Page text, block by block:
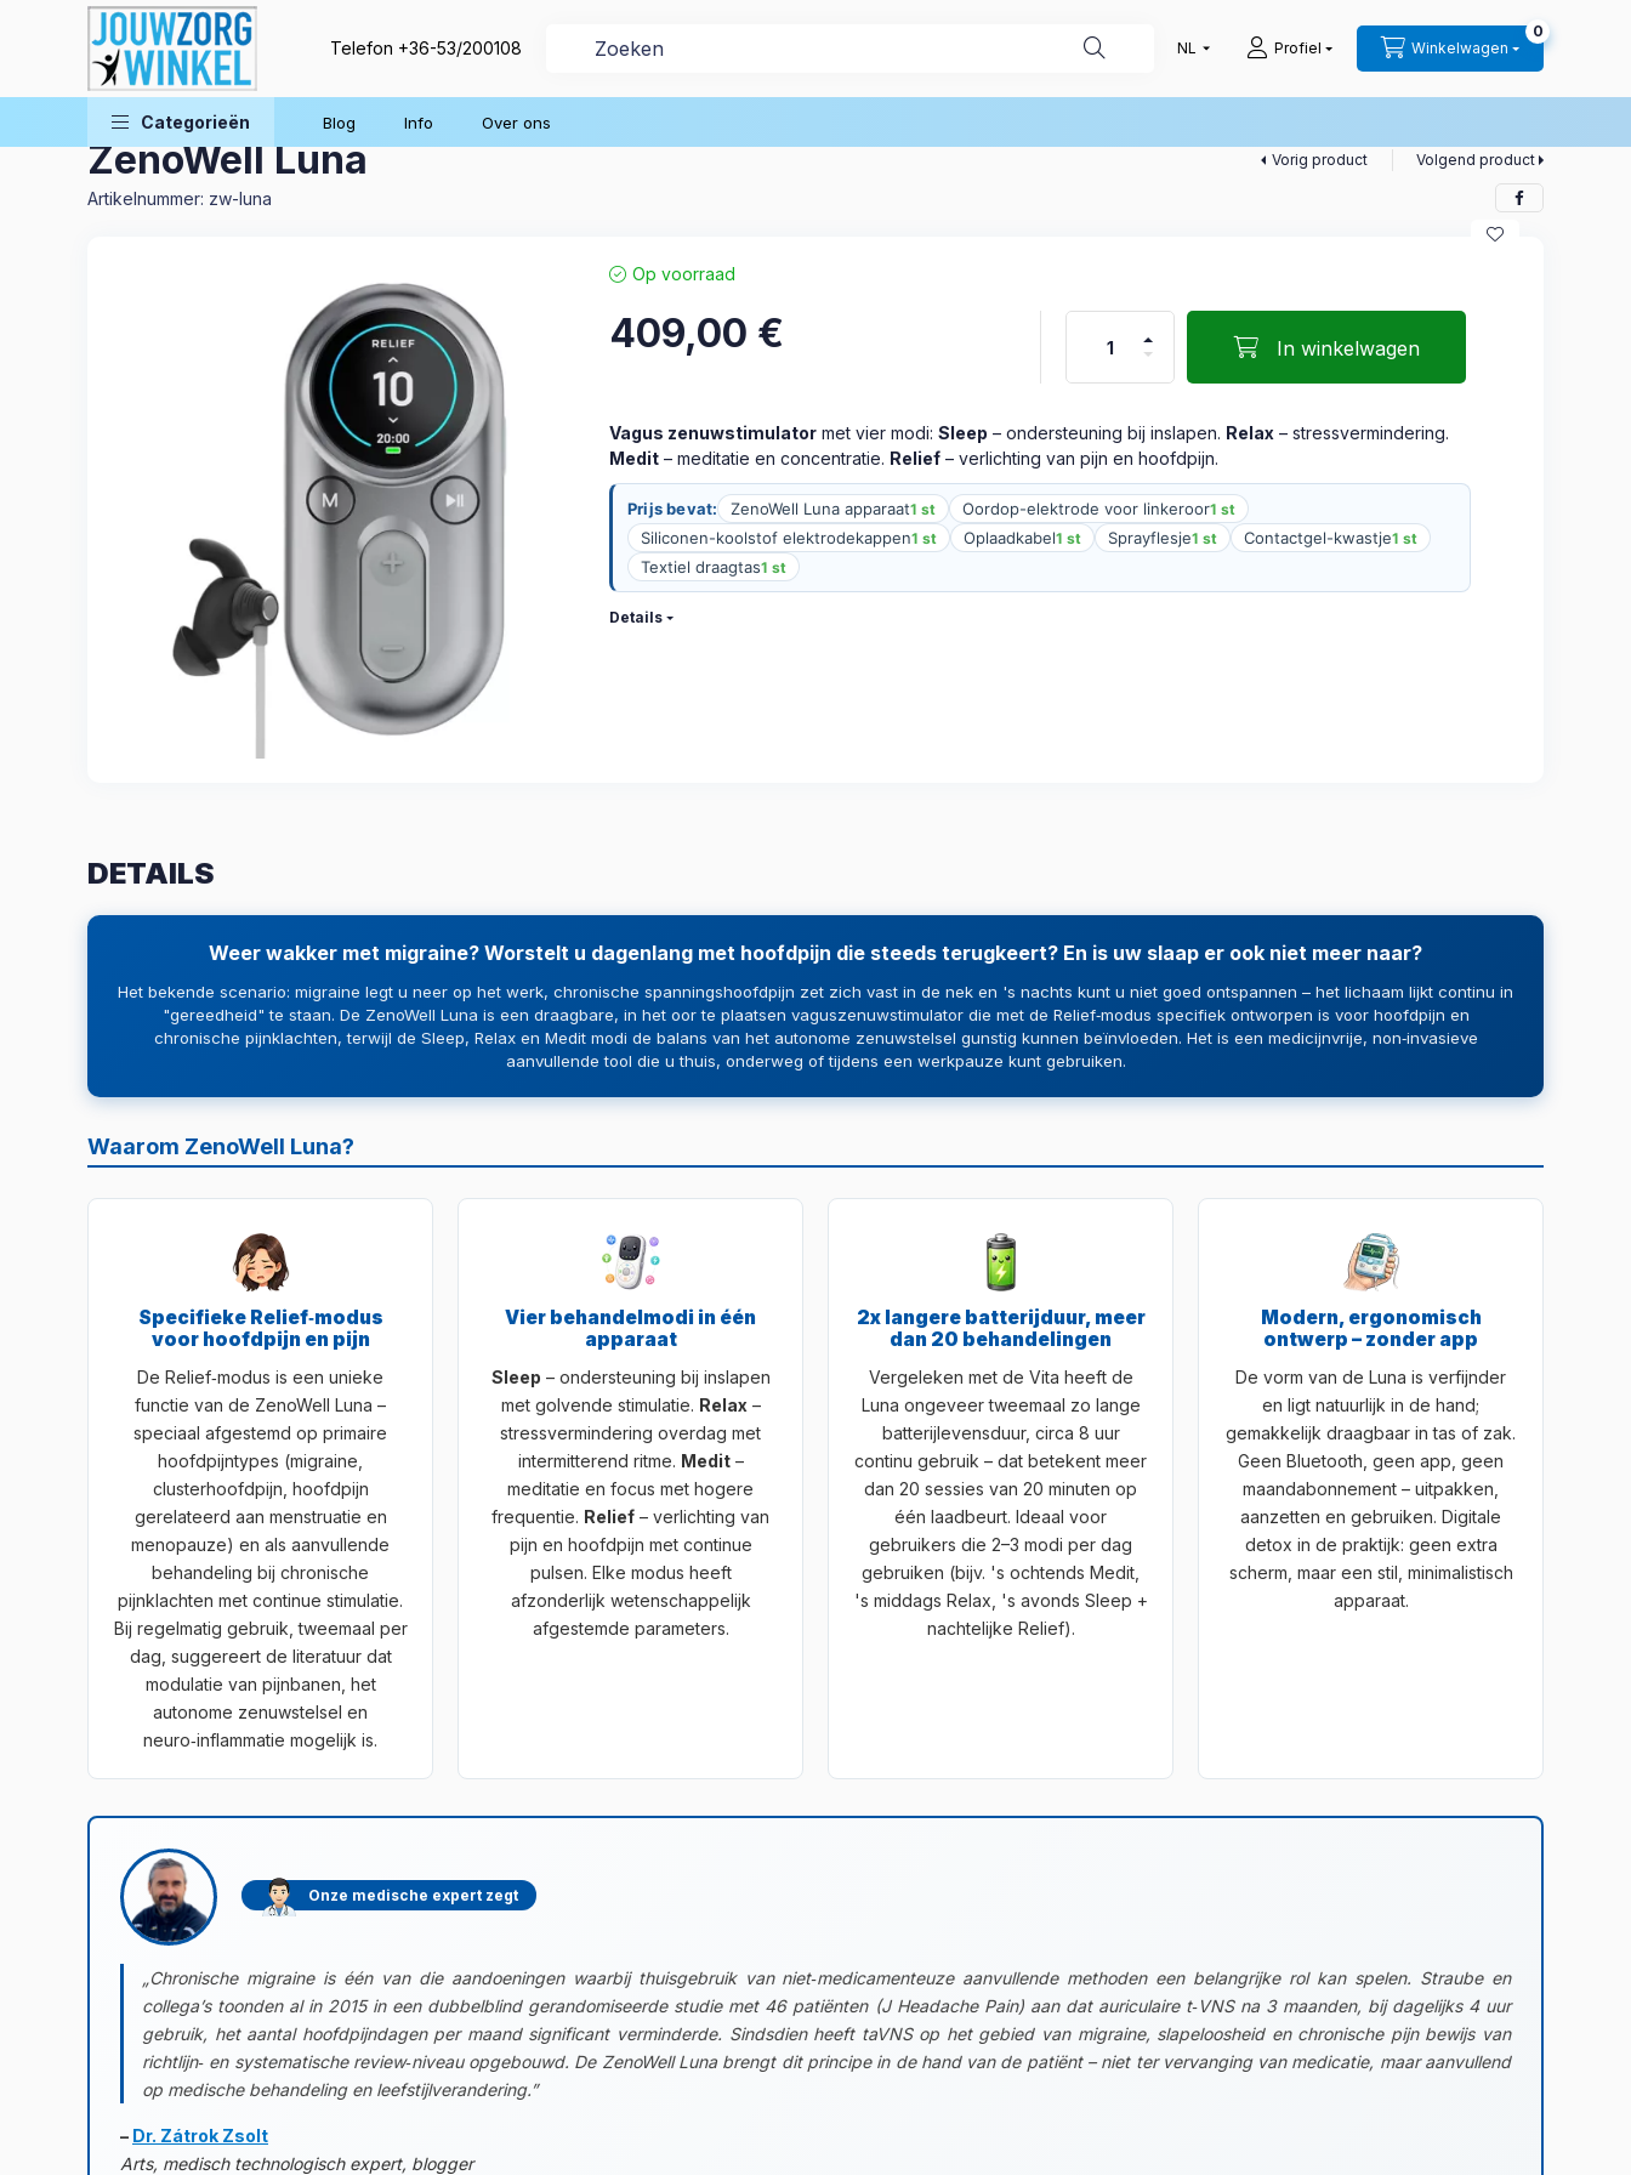
Telefon +36-53/200108 Profiel Winkelwagen
0
Categorieën Blog Info Over ons
ZenoWell Luna Vorig product Volgend product
Artikelnummer: zw-luna
Op voorraad
409,00 € In winkelwagen
Vagus zenuwstimulator met vier modi: Sleep – ondersteuning bij inslapen. Relax – stressvermindering.
Medit – meditatie en concentratie. Relief – verlichting van pijn en hoofdpijn.
Prijs bevat: ZenoWell Luna apparaat1 st Oordop-elektrode voor linkeroor1 st
Siliconen-koolstof elektrodekappen1 st Oplaadkabel1 st Sprayflesje1 st Contactgel-kwastje1 st
Textiel draagtas1 st
Details
DETAILS
Weer wakker met migraine? Worstelt u dagenlang met hoofdpijn die steeds terugkeert? En is uw slaap er ook niet meer naar?
Het bekende scenario: migraine legt u neer op het werk, chronische spanningshoofdpijn zet zich vast in de nek en 's nachts kunt u niet goed ontspannen – het lichaam lijkt continu in
"gereedheid" te staan. De ZenoWell Luna is een draagbare, in het oor te plaatsen vaguszenuwstimulator die met de Relief‑modus specifiek ontworpen is voor hoofdpijn en
chronische pijnklachten, terwijl de Sleep, Relax en Medit modi de balans van het autonome zenuwstelsel gunstig kunnen beïnvloeden. Het is een medicijnvrije, non‑invasieve
aanvullende tool die u thuis, onderweg of tijdens een werkpauze kunt gebruiken.
Waarom ZenoWell Luna?
Specifieke Relief‑modus
voor hoofdpijn en pijn
De Relief‑modus is een unieke
functie van de ZenoWell Luna –
speciaal afgestemd op primaire
hoofdpijntypes (migraine,
clusterhoofdpijn, hoofdpijn
gerelateerd aan menstruatie en
menopauze) en als aanvullende
behandeling bij chronische
pijnklachten met continue stimulatie.
Bij regelmatig gebruik, tweemaal per
dag, suggereert de literatuur dat
modulatie van pijnbanen, het
autonome zenuwstelsel en
neuro‑inflammatie mogelijk is.
Vier behandelmodi in één
apparaat
Sleep – ondersteuning bij inslapen
met golvende stimulatie. Relax –
stressvermindering overdag met
intermitterend ritme. Medit–
meditatie en focus met hogere
frequentie. Relief – verlichting van
pijn en hoofdpijn met continue
pulsen. Elke modus heeft
afzonderlijk wetenschappelijk
afgestemde parameters.
2x langere batterijduur, meer
dan 20 behandelingen
Vergeleken met de Vita heeft de
Luna ongeveer tweemaal zo lange
batterijlevensduur, circa 8 uur
continu gebruik – dat betekent meer
dan 20 sessies van 20 minuten op
één laadbeurt. Ideaal voor
gebruikers die 2–3 modi per dag
gebruiken (bijv. 's ochtends Medit,
's middags Relax, 's avonds Sleep +
nachtelijke Relief).
Modern, ergonomisch
ontwerp – zonder app
De vorm van de Luna is verfijnder
en ligt natuurlijk in de hand;
gemakkelijk draagbaar in tas of zak.
Geen Bluetooth, geen app, geen
maandabonnement – uitpakken,
aanzetten en gebruiken. Digitale
detox in de praktijk: geen extra
scherm, maar een stil, minimalistisch
apparaat.
Onze medische expert zegt
„Chronische migraine is één van die aandoeningen waarbij thuisgebruik van niet‑medicamenteuze aanvullende methoden een belangrijke rol kan spelen. Straube en
collega’s toonden al in 2015 in een dubbelblind gerandomiseerde studie met 46 patiënten (J Headache Pain) aan dat auriculaire t‑VNS na 3 maanden, bij dagelijks 4 uur
gebruik, het aantal hoofdpijndagen per maand significant verminderde. Sindsdien heeft taVNS op het gebied van migraine, slapeloosheid en chronische pijn bewijs van
richtlijn‑ en systematische review‑niveau opgebouwd. De ZenoWell Luna brengt dit principe in de hand van de patiënt – niet ter vervanging van medicatie, maar aanvullend
op medische behandeling en leefstijlverandering.”
– Dr. Zátrok Zsolt
Arts, medisch technologisch expert, blogger